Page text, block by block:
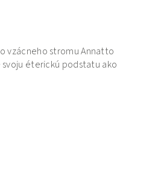
vzácneho stromu Annatto
éterickú podstatu ako